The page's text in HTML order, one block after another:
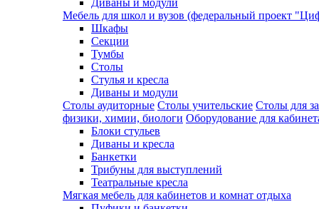
Диваны и модули
Мебель для школ и вузов (федеральный проект
Шкафы
Секции
Тумбы
Столы
Стулья и кресла
Диваны и модули
Столы аудиторные Столы учительские Столы для
физики, химии, биологи Оборудование для
Блоки стульев
Диваны и кресла
Банкетки
Трибуны для выступлений
Театральные кресла
Мягкая мебель для кабинетов и комнат отдыха